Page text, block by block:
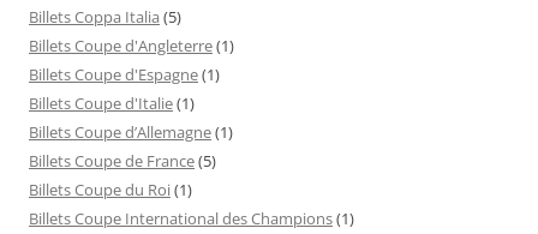
Billets Coppa Italia (5)
Billets Coupe d'Angleterre(1)
Billets Coupe d'Espagne(1)
Billets Coupe d'Italie(1)
Billets Coupe d’Allemagne(1)
Billets Coupe de France(5)
Billets Coupe du Roi(1)
Billets Coupe International des Champions(1)